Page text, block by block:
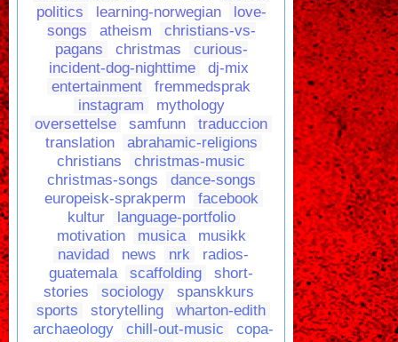
politics
learning-norwegian
love-
songs
atheism
christians-vs-
pagans
christmas
curious-
incident-dog-nighttime
dj-mix
entertainment
fremmedsprak
instagram
mythology
oversettelse
samfunn
traduccion
translation
abrahamic-religions
christians
christmas-music
christmas-songs
dance-songs
europeisk-sprakperm
facebook
kultur
language-portfolio
motivation
musica
musikk
navidad
news nrk
radios-
guatemala
scaffolding
short-
stories
sociology
spanskkurs
sports
storytelling
wharton-edith
archaeology
chill-out-music
copa-